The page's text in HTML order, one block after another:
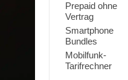
Prepaid ohne
Vertrag
Smartphone
Bundles
Mobilfunk-
Tarifrechner